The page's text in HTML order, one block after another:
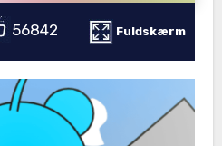
56842 Fuldskærm